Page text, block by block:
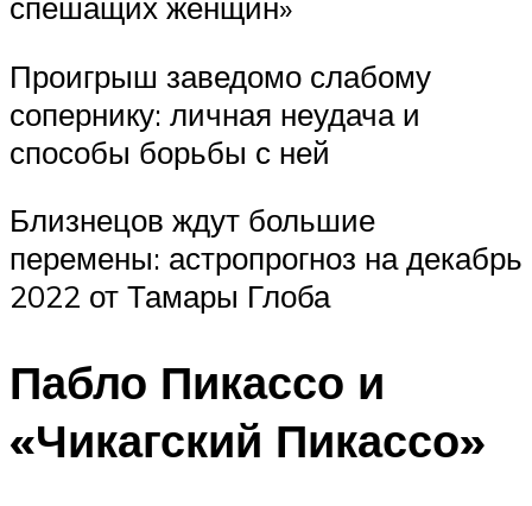
Проигрыш заведомо слабому
сопернику: личная неудача и
способы борьбы с ней
Близнецов ждут большие
перемены: астропрогноз на декабрь
2022 от Тамары Глоба
Пабло Пикассо и
«Чикагский Пикассо»